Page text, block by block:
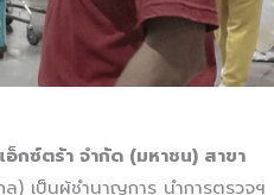
ซ์ตร้า จำกัด (มหาชน) สาขา
) เป็นผู้ชำนาญการ นำการตรวจฯ